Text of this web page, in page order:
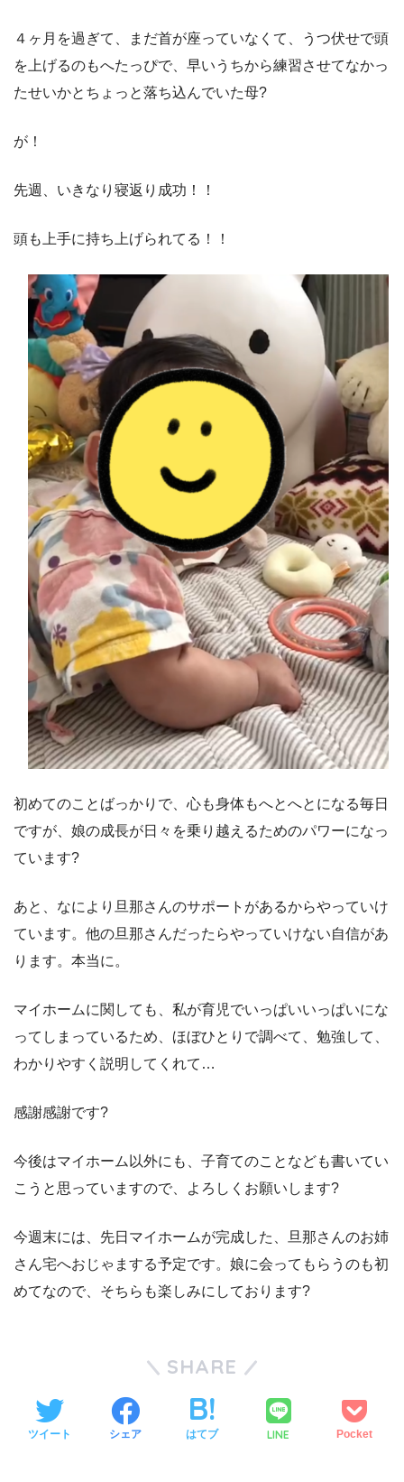
４ヶ月を過ぎて、まだ首が座っていなくて、うつ伏せで頭
を上げるのもへたっぴで、早いうちから練習させてなかっ
たせいかとちょっと落ち込んでいた母?
が！
先週、いきなり寝返り成功！！
頭も上手に持ち上げられてる！！
初めてのことばっかりで、心も身体もへとへとになる毎日
ですが、娘の成長が日々を乗り越えるためのパワーになっ
ています?
あと、なにより旦那さんのサポートがあるからやっていけ
ています。他の旦那さんだったらやっていけない自信があ
ります。本当に。
マイホームに関しても、私が育児でいっぱいいっぱいにな
ってしまっているため、ほぼひとりで調べて、勉強して、
わかりやすく説明してくれて…
感謝感謝です?
今後はマイホーム以外にも、子育てのことなども書いてい
こうと思っていますので、よろしくお願いします?
今週末には、先日マイホームが完成した、旦那さんのお姉
さん宅へおじゃまする予定です。娘に会ってもらうのも初
めてなので、そちらも楽しみにしております?
SHARE
ツイート シェア はてブ LINE Pocket